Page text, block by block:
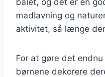
madlavning og
aktivitet, så længe
For at gøre det
børnene dekorere